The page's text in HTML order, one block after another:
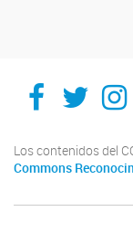
IthesIthes
Los contenidos del
Commons